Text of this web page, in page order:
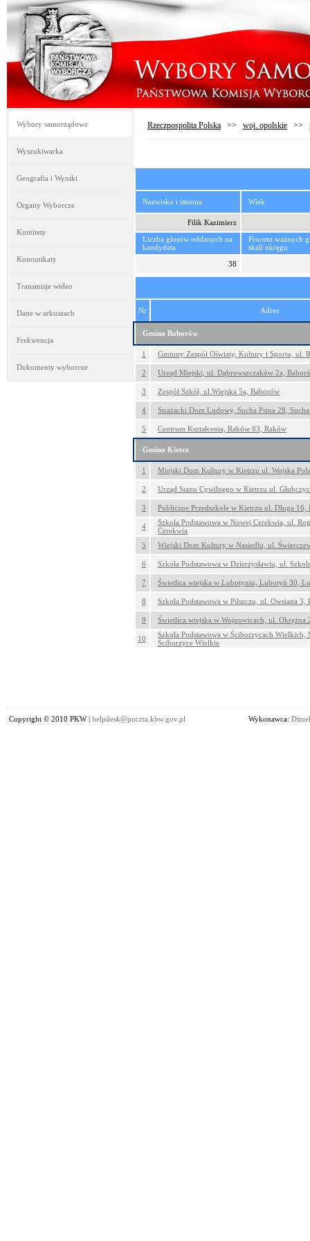
Wybory samorządowe
Wyszukiwarka
Geografia i Wyniki
Organy Wyborcze
Komitety
Komunikaty
Transmisje wideo
Dane w arkuszach
Frekwencja
Dokumenty wyborcze
Rzeczpospolita Polska >> woj. opolskie >>
Nazwisko i imiona Wiek
Filik Kazimierz
Liczba głosów oddanych na
kandydata
Procent ważnych
skali okręgu
38
Nr Adres
Gmina Baborów
1 Gminny Zespół Oświaty, Kultury i Sportu, ul.
2 Urząd Miejski, ul. Dąbrowszczaków 2a,
3 Zespół Szkół, ul.Wiejska 5a, Baborów
4 Strażacki Dom Ludowy, Sucha Psina 28, Sucha
5 Centrum Kształcenia, Raków 83, Raków
Gmina Kietrz
1 Miejski Dom Kultury w Kietrzu ul. Wojska
2 Urząd Stanu Cywilnego w Kietrzu ul.
3 Publiczne Przedszkole w Kietrzu ul. Długa 16,
4
Szkoła Podstawowa w Nowej Cerekwia, ul.
Cerekwia
5
Wiejski Dom Kultury w Nasiedlu, ul.
6 Szkoła Podstawowa w Dzierżysławiu, ul.
7 Świetlica wiejska w Lubotyniu, Lubotyń 30,
8 Szkoła Podstawowa w Pilszczu, ul. Owsiana 3,
9 Świetlica wiejska w Wojnowicach, ul. Okrężna
10
Szkoła Podstawowa w Ściborzycach
Ściborzyce Wielkie
Copyright © 2010 PKW | helpdesk@poczta.kbw.gov.pl Wykonawca: